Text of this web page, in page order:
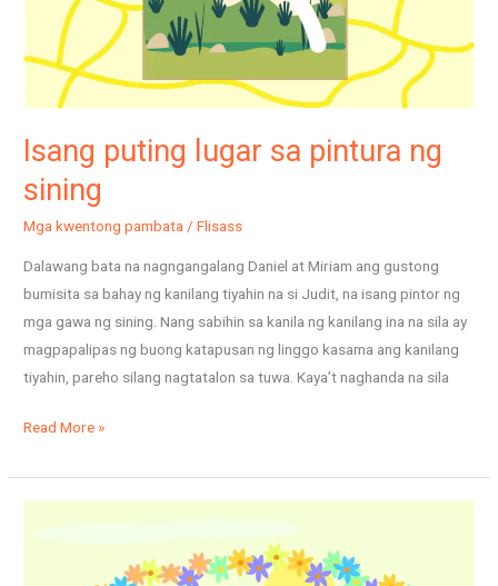
Isang puting lugar sa pintura ng
sining
Mga kwentong pambata/Flisass
Dalawang bata na nagngangalang Daniel at Miriam ang gustong
bumisita sa bahay ng kanilang tiyahin na si Judit, na isang pintor ng
mga gawa ng sining. Nang sabihin sa kanila ng kanilang ina na sila ay
magpapalipas ng buong katapusan ng linggo kasama ang kanilang
tiyahin, pareho silang nagtatalon sa tuwa. Kaya’t naghanda na sila
Read More »
magandang